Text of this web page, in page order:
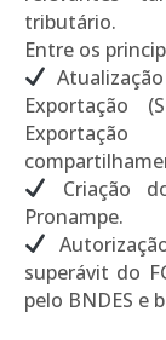
tributário.
Entre os
Exportação
Criação
Pronampe.
superávit do
pelo BNDES e